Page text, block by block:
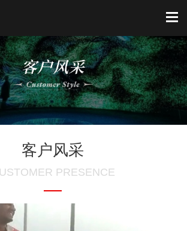
客户风采
PRESENCE